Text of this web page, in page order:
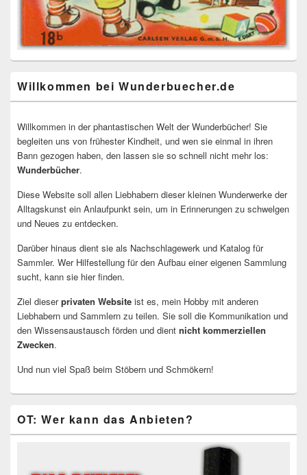
Willkommen bei Wunderbuecher.de
Willkommen in der phantastischen Welt der Wunderbücher! Sie
begleiten uns von frühester Kindheit, und wen sie einmal in ihren
Bann gezogen haben, den lassen sie so schnell nicht mehr los:
Wunderbücher.
Diese Website soll allen Liebhabern dieser kleinen Wunderwerke der
Alltagskunst ein Anlaufpunkt sein, um in Erinnerungen zu schwelgen
und Neues zu entdecken.
Darüber hinaus dient sie als Nachschlagewerk und Katalog für
Sammler. Wer Hilfestellung für den Aufbau einer eigenen Sammlung
sucht, kann sie hier finden.
Ziel dieserprivaten Website ist es, mein Hobby mit anderen
Liebhabern und Sammlern zu teilen. Sie soll die Kommunikation und
den Wissensaustausch förden und dient nicht kommerziellen
Zwecken.
Und nun viel Spaß beim Stöbern und Schmökern!
OT: Wer kann das Anbieten?